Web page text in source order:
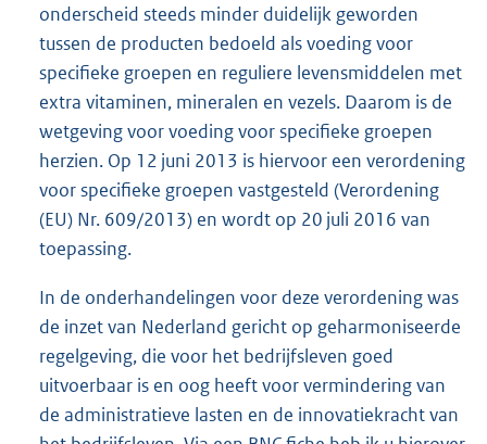
onderscheid steeds minder duidelijk geworden
tussen de producten bedoeld als voeding voor
specifieke groepen en reguliere levensmiddelen met
extra vitaminen, mineralen en vezels. Daarom is de
wetgeving voor voeding voor specifieke groepen
herzien. Op 12 juni 2013 is hiervoor een verordening
voor specifieke groepen vastgesteld (Verordening
(EU) Nr. 609/2013) en wordt op 20 juli 2016 van
toepassing.
In de onderhandelingen voor deze verordening was
de inzet van Nederland gericht op geharmoniseerde
regelgeving, die voor het bedrijfsleven goed
uitvoerbaar is en oog heeft voor vermindering van
de administratieve lasten en de innovatiekracht van